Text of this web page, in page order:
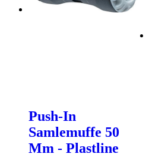
Push-In
Samlemuffe 50
Mm - Plastline